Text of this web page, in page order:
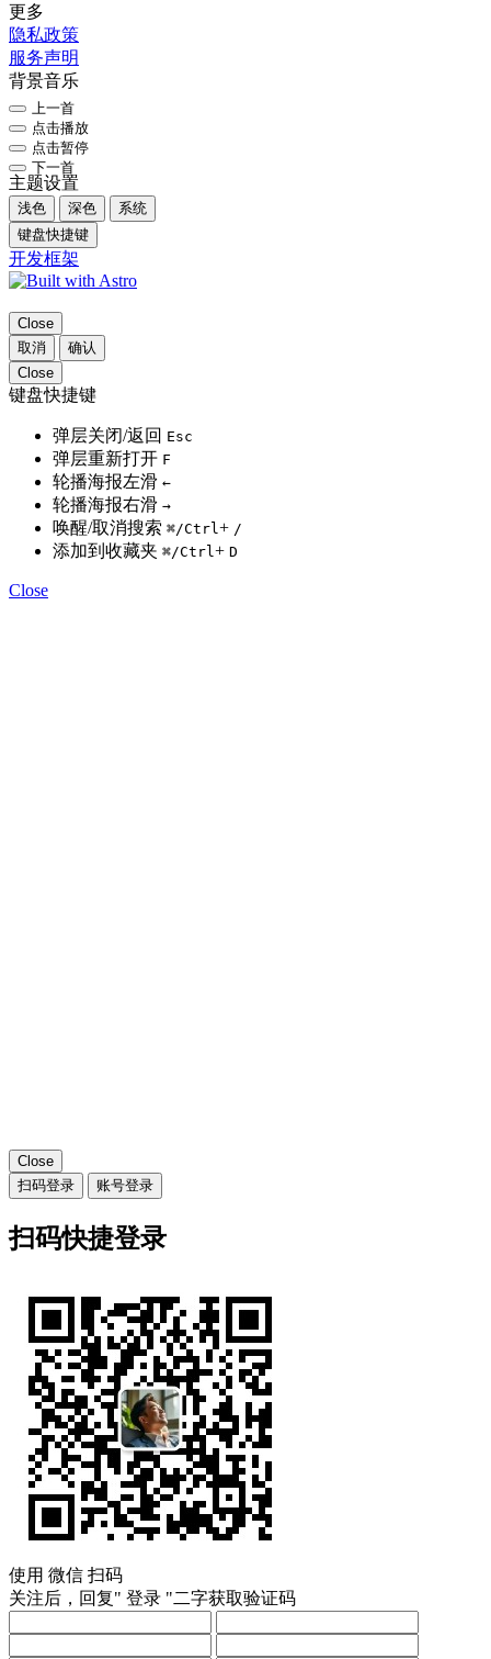
更多
隐私政策
服务声明
背景音乐
上一首
点击播放
点击暂停
下一首
主题设置
浅色 深色
系统
键盘快捷键
开发框架
Close
取消
确认
Close
键盘快捷键
弹层关闭/返回 Esc
弹层重新打开 F
轮播海报左滑 ←
轮播海报右滑 →
唤醒/取消搜索 ⌘/Ctrl + /
添加到收藏夹 ⌘/Ctrl + D
Close
Close
扫码登录
账号登录
扫码快捷登录
使用 微信 扫码
关注后，回复" 登录 "二字获取验证码